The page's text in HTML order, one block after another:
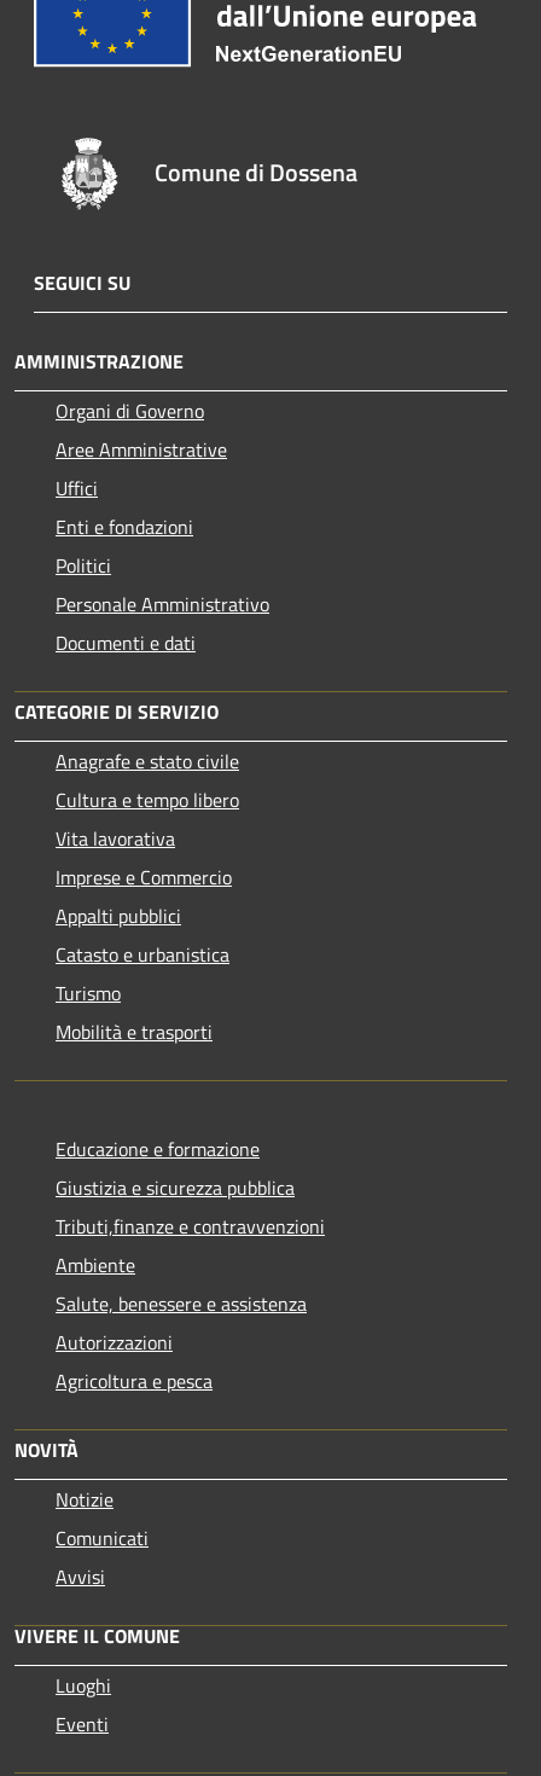
Comune di Dossena
SEGUICI SU
AMMINISTRAZIONE
Organi di Governo
Aree Amministrative
Uffici
Enti e fondazioni
Politici
Personale Amministrativo
Documenti e dati
CATEGORIE DI SERVIZIO
Anagrafe e stato civile
Cultura e tempo libero
Vita lavorativa
Imprese e Commercio
Appalti pubblici
Catasto e urbanistica
Turismo
Mobilità e trasporti
Educazione e formazione
Giustizia e sicurezza pubblica
Tributi,finanze e contravvenzioni
Ambiente
Salute, benessere e assistenza
Autorizzazioni
Agricoltura e pesca
NOVITÀ
Notizie
Comunicati
Avvisi
VIVERE IL COMUNE
Luoghi
Eventi